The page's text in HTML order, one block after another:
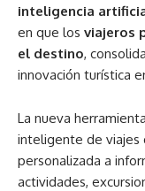
inteligencia
en que los viajeros
el destino,
innovación turística
La nueva
inteligente de viajes
personalizada a
actividades,